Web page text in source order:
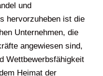
und
hervorzuheben ist die
Unternehmen, die
angewiesen sind,
Wettbewerbsfähigkeit
Heimat der